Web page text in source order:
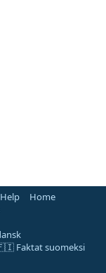
Help
Home
Faktat suomeksi